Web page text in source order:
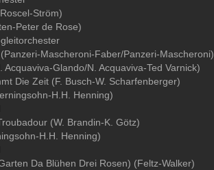
Ström)
Peter de Rose)
Mascheroni-Faber/Panzeri-Mascheroni)
Acquaviva-Glando/N. Acquaviva-Ted Varnick)
Die Zeit (F. Busch-W. Scharfenberger)
H.H. Henning)
(W. Brandin-K. Götz)
H.H. Henning)
Da Blühen Drei Rosen) (Feltz-Walker)